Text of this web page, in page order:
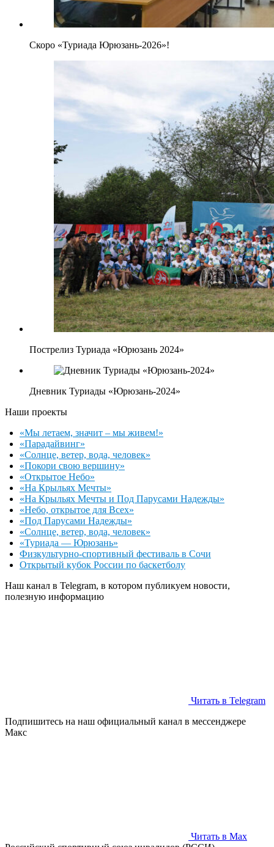
Скоро «Туриада Юрюзань-2026»!
Пострелиз Туриада «Юрюзань 2024»
Дневник Туриады «Юрюзань-2024»
Наши проекты
«Мы летаем, значит – мы живем!»
«Парадайвинг»
«Солнце, ветер, вода, человек»
«Покори свою вершину»
«Открытое Небо»
«На Крыльях Мечты»
«На Крыльях Мечты и Под Парусами Надежды»
«Небо, открытое для Всех»
«Под Парусами Надежды»
«Солнце, ветер, вода, человек»
«Туриада — Юрюзань»
Физкультурно-спортивный фестиваль в Сочи
Открытый кубок России по баскетболу
Наш канал в Telegram, в котором публикуем новости,
полезную информацию
Читать в Telegram
Подпишитесь на наш официальный канал в мессенджере
Макс
Читать в Max